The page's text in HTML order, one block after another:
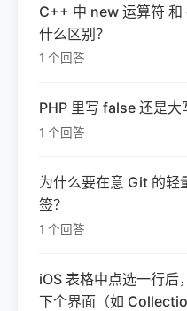
C++ 中 new 运算符
什么区别？
1 个回答
PHP 里写 false 还是大
1 个回答
为什么要在意 Git 的轻
签？
1 个回答
iOS 表格中点选一行后
下个界面（如